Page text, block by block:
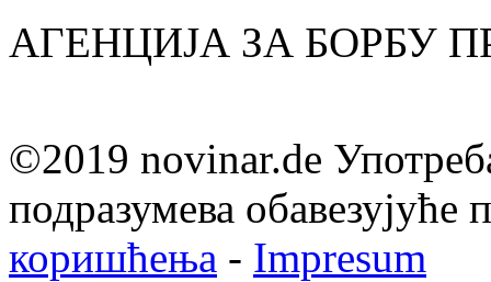
АГЕНЦИЈА ЗА БОРБУ
©2019 novinar.de
подразумева обавезујуће
коришћења - Impresum